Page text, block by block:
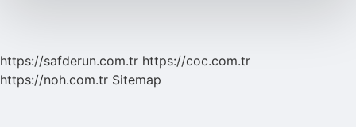
https://safderun.com.tr https://coc.com.tr
https://noh.com.tr Sitemap